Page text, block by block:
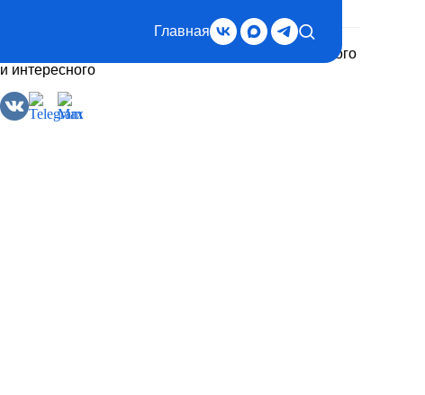
Главная
Подписывайтесь на нас, чтобы быть в курсе важного
и интересного